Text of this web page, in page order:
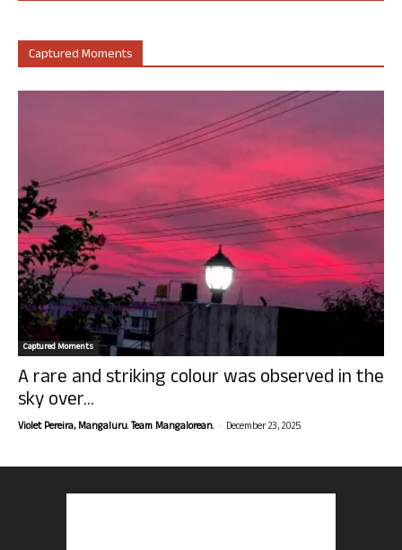
Captured Moments
Captured Moments
A rare and striking colour was observed in the
sky over...
Violet Pereira, Mangaluru. Team Mangalorean. - December 23, 2025